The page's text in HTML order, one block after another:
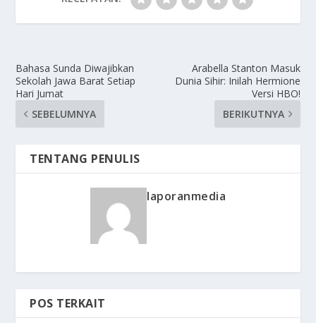
Bahasa Sunda Diwajibkan
Sekolah Jawa Barat Setiap
Hari Jumat
SEBELUMNYA
Arabella Stanton Masuk
Dunia Sihir: Inilah Hermione
Versi HBO!
BERIKUTNYA
TENTANG PENULIS
laporanmedia
POS TERKAIT